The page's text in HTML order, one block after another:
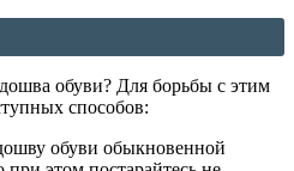
обуви? Для борьбы с этим
способов:
обуви обыкновенной